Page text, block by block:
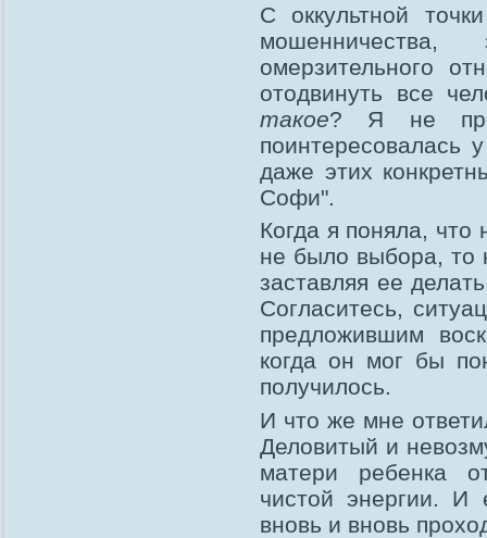
С оккультной
мошенничества,
омерзительного
отодвинуть все
такое? Я не
поинтересовалась
даже этих
Софи".
Когда я поняла,
не было выбора, то
заставляя ее
Согласитесь,
предложившим
когда он мог бы
получилось.
И что же мне
Деловитый и
матери ребенка
чистой энергии.
вновь и вновь